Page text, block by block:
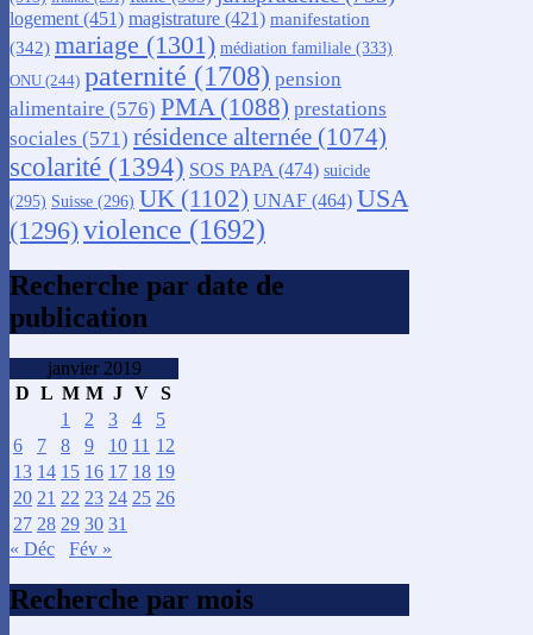
logement (451) magistrature (421) manifestation
(342) mariage (1301) médiation familiale (333)
ONU (244) paternité (1708) pension
alimentaire (576) PMA(1088) prestations
sociales (571) résidence alternée (1074)
scolarité (1394) SOS PAPA(474) suicide
(295) Suisse (296) UK (1102) UNAF (464) USA
(1296)violence (1692)
Recherche par date de
publication
janvier 2019
D L M M J V S
1
2 3 4
5
6
7 8 9 10 11 12
13 14 15 16 17 18 19
20 21 22 23 24 25 26
27 28 29 30 31
« Déc
Fév »
Recherche par mois